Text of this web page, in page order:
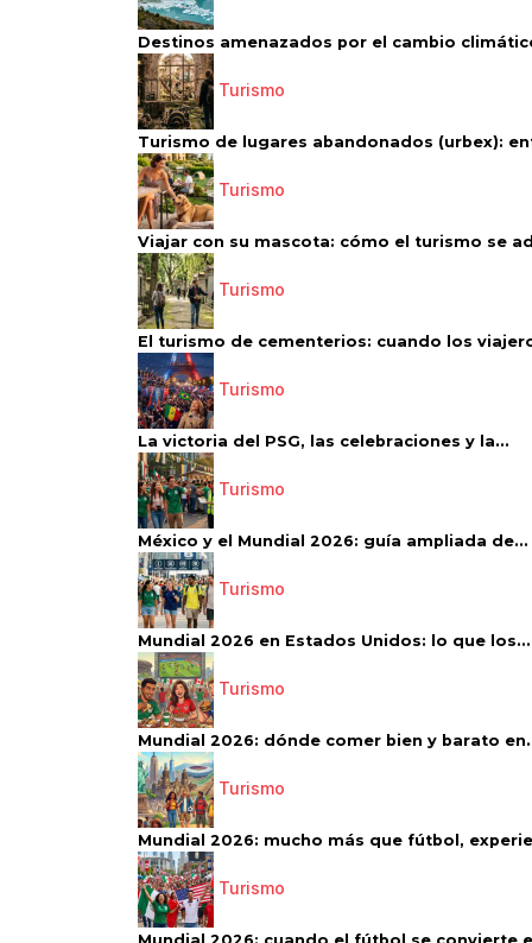
Destinos amenazados por el cambio
Turismo
Turismo de lugares abandonados (urbex):
Turismo
Viajar con su mascota: cómo el turismo se
Turismo
El turismo de cementerios: cuando los
Turismo
La victoria del PSG, las celebraciones y la...
Turismo
México y el Mundial 2026: guía ampliada de...
Turismo
Mundial 2026 en Estados Unidos: lo que los...
Turismo
Mundial 2026: dónde comer bien y barato
Turismo
Mundial 2026: mucho más que fútbol,
Turismo